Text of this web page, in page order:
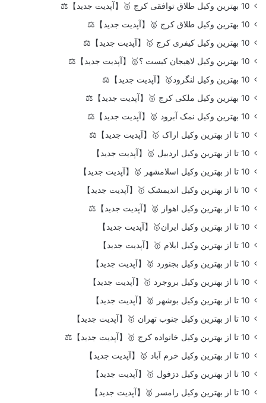
10 بهترین وکیل طلاق توافقی کرج 🥇【آپدیت جدید】⚖️
10 بهترین وکیل طلاق کرج 🥇【آپدیت جدید】⚖️
10 بهترین وکیل کیفری کرج 🥇【آپدیت جدید】⚖️
10 بهترین وکیل لاهیجان کیست ؟🥇【آپدیت جدید】⚖️
10 بهترین وکیل لنگرود🥇【آپدیت جدید】⚖️
10 بهترین وکیل ملکی کرج 🥇【آپدیت جدید】⚖️
10 بهترین وکیل نمک آبرود 🥇【آپدیت جدید】⚖️
10 تا از بهترین وکیل اراک 🥇【آپدیت جدید】⚖️
10 تا از بهترین وکیل اردبیل 🥇【آپدیت جدید】
10 تا از بهترین وکیل اسلامشهر 🥇【آپدیت جدید】
10 تا از بهترین وکیل اندیمشک 🥇【آپدیت جدید】
10 تا از بهترین وکیل اهواز 🥇【آپدیت جدید】⚖️
10 تا از بهترین وکیل ایران🥇【آپدیت جدید】
10 تا از بهترین وکیل ایلام 🥇【آپدیت جدید】
10 تا از بهترین وکیل بجنورد 🥇【آپدیت جدید】
10 تا از بهترین وکیل بروجرد 🥇【آپدیت جدید】
10 تا از بهترین وکیل بوشهر 🥇【آپدیت جدید】
10 تا از بهترین وکیل جنوب تهران 🥇【آپدیت جدید】
10 تا از بهترین وکیل خانواده کرج 🥇【آپدیت جدید】⚖️
10 تا از بهترین وکیل خرم آباد 🥇【آپدیت جدید】
10 تا از بهترین وکیل دزفول 🥇【آپدیت جدید】
10 تا از بهترین وکیل رامسر 🥇【آپدیت جدید】